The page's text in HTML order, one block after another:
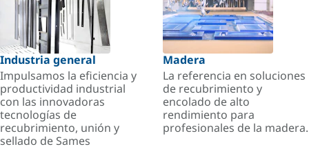
Industria general
Impulsamos la eficiencia y
productividad industrial
con las innovadoras
tecnologías de
recubrimiento, unión y
sellado de Sames
Madera
La referencia en soluciones
de recubrimiento y
encolado de alto
rendimiento para
profesionales de la madera.